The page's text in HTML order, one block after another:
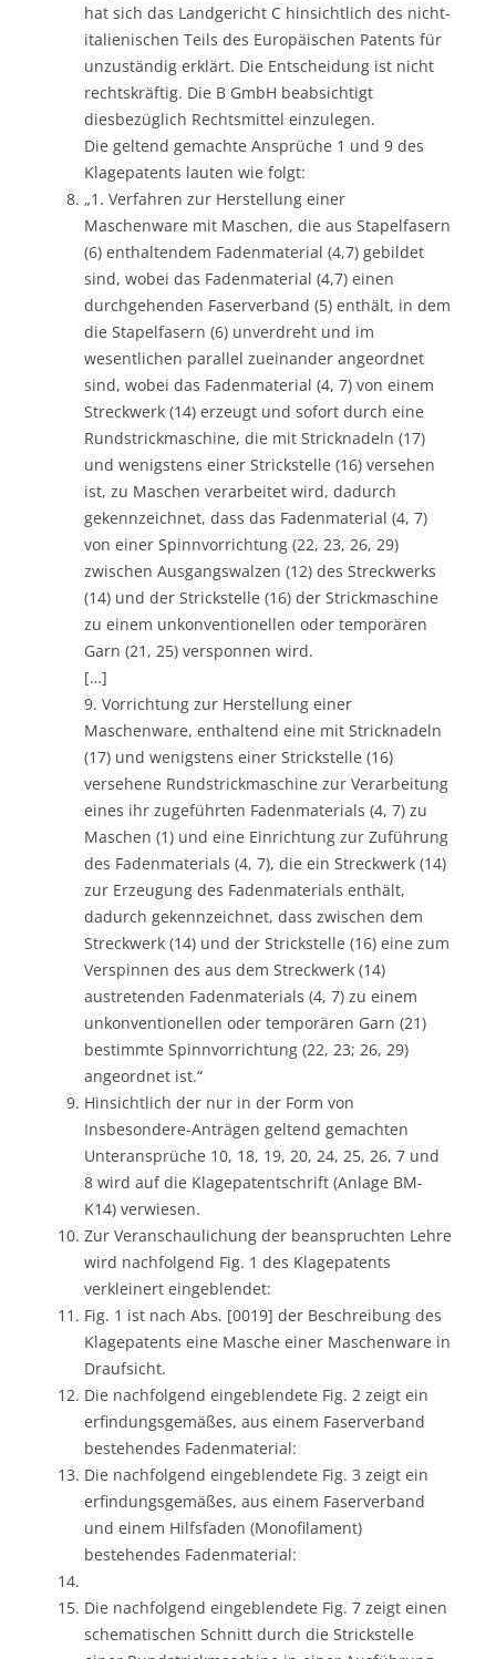
hat sich das Landgericht C hinsichtlich des nicht-
italienischen Teils des Europäischen Patents für
unzuständig erklärt. Die Entscheidung ist nicht
rechtskräftig. Die B GmbH beabsichtigt
diesbezüglich Rechtsmittel einzulegen.
Die geltend gemachte Ansprüche 1 und 9 des
Klagepatents lauten wie folgt:
„1. Verfahren zur Herstellung einer
Maschenware mit Maschen, die aus Stapelfasern
(6) enthaltendem Fadenmaterial (4,7) gebildet
sind, wobei das Fadenmaterial (4,7) einen
durchgehenden Faserverband (5) enthält, in dem
die Stapelfasern (6) unverdreht und im
wesentlichen parallel zueinander angeordnet
sind, wobei das Fadenmaterial (4, 7) von einem
Streckwerk (14) erzeugt und sofort durch eine
Rundstrickmaschine, die mit Stricknadeln (17)
und wenigstens einer Strickstelle (16) versehen
ist, zu Maschen verarbeitet wird, dadurch
gekennzeichnet, dass das Fadenmaterial (4, 7)
von einer Spinnvorrichtung (22, 23, 26, 29)
zwischen Ausgangswalzen (12) des Streckwerks
(14) und der Strickstelle (16) der Strickmaschine
zu einem unkonventionellen oder temporären
Garn (21, 25) versponnen wird.
[…]
9. Vorrichtung zur Herstellung einer
Maschenware, enthaltend eine mit Stricknadeln
(17) und wenigstens einer Strickstelle (16)
versehene Rundstrickmaschine zur Verarbeitung
eines ihr zugeführten Fadenmaterials (4, 7) zu
Maschen (1) und eine Einrichtung zur Zuführung
des Fadenmaterials (4, 7), die ein Streckwerk (14)
zur Erzeugung des Fadenmaterials enthält,
dadurch gekennzeichnet, dass zwischen dem
Streckwerk (14) und der Strickstelle (16) eine zum
Verspinnen des aus dem Streckwerk (14)
austretenden Fadenmaterials (4, 7) zu einem
unkonventionellen oder temporären Garn (21)
bestimmte Spinnvorrichtung (22, 23; 26, 29)
angeordnet ist.“
Hinsichtlich der nur in der Form von
Insbesondere-Anträgen geltend gemachten
Unteransprüche 10, 18, 19, 20, 24, 25, 26, 7 und
8 wird auf die Klagepatentschrift (Anlage BM-
K14) verwiesen.
Zur Veranschaulichung der beanspruchten Lehre
wird nachfolgend Fig. 1 des Klagepatents
verkleinert eingeblendet:
Fig. 1 ist nach Abs. [0019] der Beschreibung des
Klagepatents eine Masche einer Maschenware in
Draufsicht.
Die nachfolgend eingeblendete Fig. 2 zeigt ein
erfindungsgemäßes, aus einem Faserverband
bestehendes Fadenmaterial:
Die nachfolgend eingeblendete Fig. 3 zeigt ein
erfindungsgemäßes, aus einem Faserverband
und einem Hilfsfaden (Monofilament)
bestehendes Fadenmaterial:
Die nachfolgend eingeblendete Fig. 7 zeigt einen
schematischen Schnitt durch die Strickstelle